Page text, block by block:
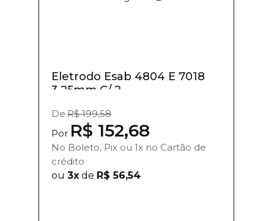
Eletrodo Esab 4804 E 7018
3,25mm C/ 2...
De R$ 199,58
Por R$ 152,68
No Boleto, Pix ou 1x no Cartão de
crédito
ou 3x de R$ 56,54